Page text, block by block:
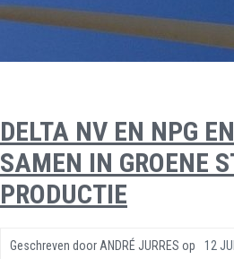
DELTA NV EN NPG
SAMEN IN GROENE
PRODUCTIE
Geschreven door ANDRÉ JURRES op 12